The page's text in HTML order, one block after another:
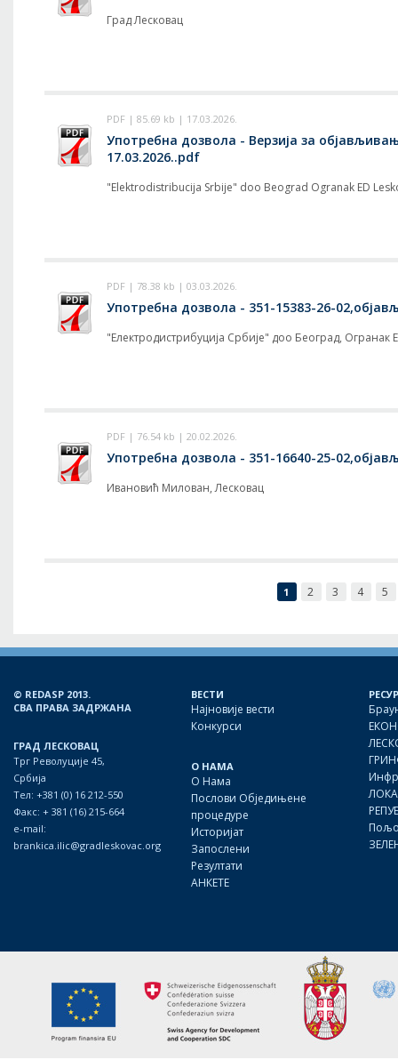
Град Лесковац
PDF | 85.69 kb | 17.03.2026.
Употребна дозвола - Верзија за
17.03.2026..pdf
"Elektrodistribucija Srbije" doo Beograd Ogranak ED
PDF | 78.38 kb | 03.03.2026.
Употребна дозвола - 351-15383-26-
"Електродистрибуција Србије" доо Београд, Огранак
PDF | 76.54 kb | 20.02.2026.
Употребна дозвола - 351-16640-25-
Ивановић Милован, Лесковац
1 2 3 4 5
© REDASP 2013.
СВА ПРАВА ЗАДРЖАНА
ГРАД ЛЕСКОВАЦ
Трг Револуције 45,
Србија
Тел: +381 (0) 16 212-550
Факс: + 381 (16) 215-664
e-mail:
brankica.ilic@gradleskovac.org
ВЕСТИ
Најновије вести
Конкурси
О НАМА
О Нама
Послови Обједињене
процедуре
Историјат
Запослени
Резултати
АНКЕТЕ